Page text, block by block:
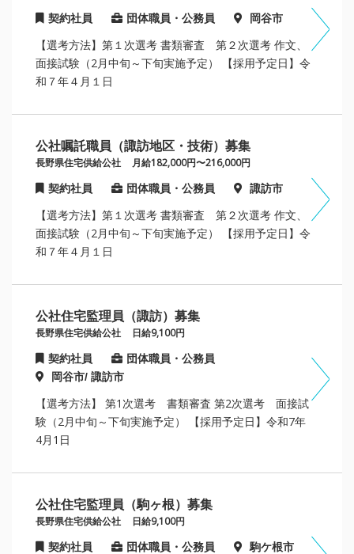
契約社員 団体職員・公務員 岡谷市
【選考方法】第１次選考 書類審査 第２次選考 作文、
面接試験（2月中旬～下旬実施予定） 【採用予定日】令
和７年４月１日
公社嘱託職員（諏訪地区・技術）募集
長野県住宅供給公社 月給182,000円〜216,000円
契約社員 団体職員・公務員 諏訪市
【選考方法】第１次選考 書類審査 第２次選考 作文、
面接試験（2月中旬～下旬実施予定） 【採用予定日】令
和７年４月１日
公社住宅監理員（諏訪）募集
長野県住宅供給公社 日給9,100円
契約社員
団体職員・公務員
岡谷市/ 諏訪市
【選考方法】 第1次選考 書類審査 第2次選考 面接試
験（2月中旬～下旬実施予定） 【採用予定日】令和7年
4月1日
公社住宅監理員（駒ヶ根）募集
長野県住宅供給公社 日給9,100円
契約社員 団体職員・公務員 駒ケ根市